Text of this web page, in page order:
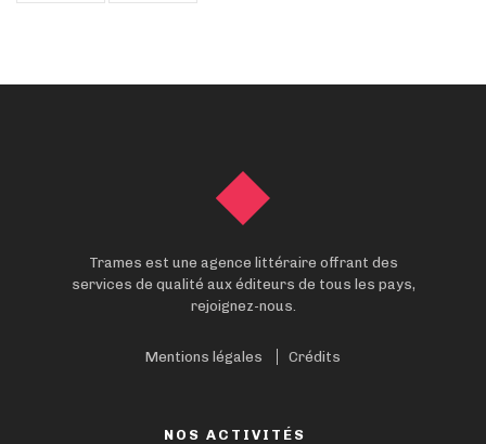
Trames est une agence littéraire offrant des
services de qualité aux éditeurs de tous les pays,
rejoignez-nous.
Mentions légales Crédits
NOS ACTIVITÉS